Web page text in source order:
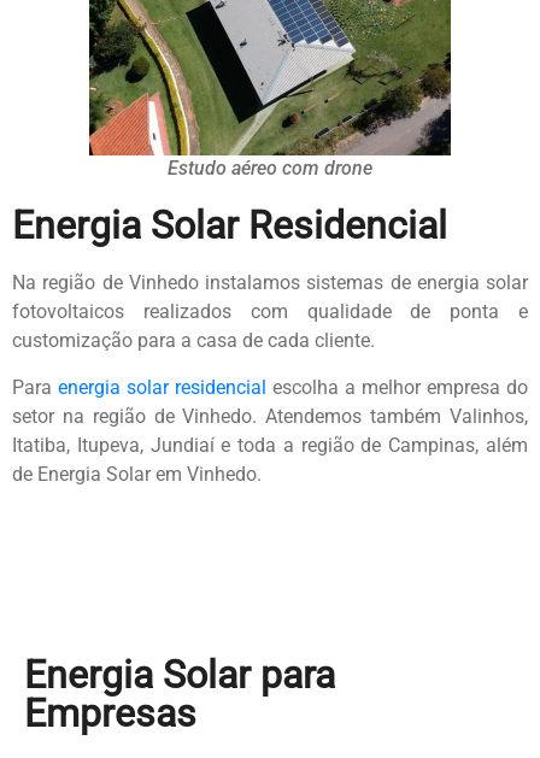
Estudo aéreo com drone
Energia Solar Residencial
Na região de Vinhedo instalamos sistemas de energia solar
fotovoltaicos realizados com qualidade de ponta e
customização para a casa de cada cliente.
Para energia solar residencial escolha a melhor empresa do
setor na região de Vinhedo. Atendemos também Valinhos,
Itatiba, Itupeva, Jundiaí e toda a região de Campinas, além
de Energia Solar em Vinhedo.
Energia Solar para
Empresas